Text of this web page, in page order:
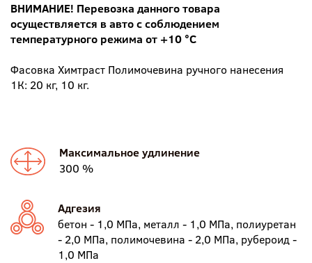
ВНИМАНИЕ! Перевозка данного товара
осуществляется в авто с соблюдением
температурного режима от +10 °С
Фасовка Химтраст Полимочевина ручного нанесения
1К: 20 кг, 10 кг.
Максимальное удлинение
300 %
Адгезия
бетон - 1,0 МПа, металл - 1,0 МПа, полиуретан
- 2,0 МПа, полимочевина - 2,0 МПа, рубероид -
1,0 МПа